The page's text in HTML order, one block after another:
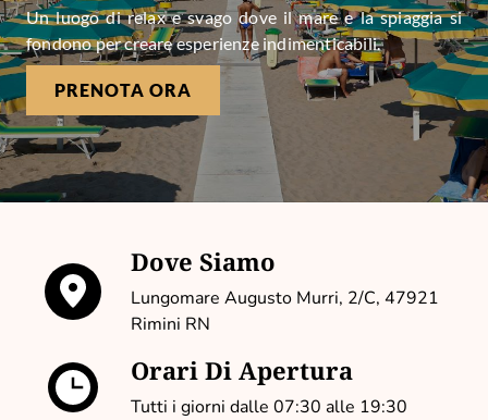
Un luogo di relax e svago dove il mare e la spiaggia si
fondono per creare esperienze indimenticabili.
PRENOTA ORA
Dove Siamo
Lungomare Augusto Murri, 2/C, 47921
Rimini RN
Orari Di Apertura
Tutti i giorni dalle 07:30 alle 19:30